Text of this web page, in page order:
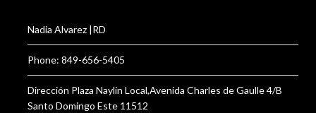
Nadia Alvarez |RD
Phone: 849-656-5405
Dirección Plaza Naylin Local,Avenida Charles de Gaulle 4/B
Santo Domingo Este 11512